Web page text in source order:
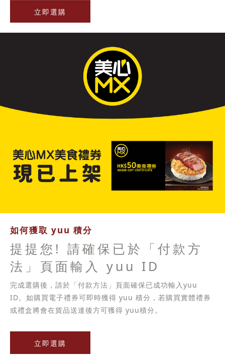
立即選購
如何獲取 yuu 積分
提提您! 請確保已於「付款方
法」頁面輸入 yuu ID
完成選購後，請於「付款方法」頁面確保已成功輸入yuu
ID。如購買電子禮券可即時獲得 yuu 積分，若購買實體禮券
或禮盒將會在貨品送達後方可獲得 yuu積分。
立即選購